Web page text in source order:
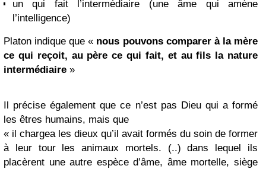
un qui fait l’intermédiaire (une âme qui amène
l’intelligence)
Platon indique que « nous pouvons comparer à la mère
ce qui reçoit, au père ce qui fait, et au fils la nature
intermédiaire »
Il précise également que ce n’est pas Dieu qui a formé
les êtres humains, mais que
« il chargea les dieux qu’il avait formés du soin de former
à leur tour les animaux mortels. (..) dans lequel ils
placèrent une autre espèce d’âme, âme mortelle, siège